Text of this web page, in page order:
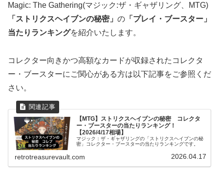
Magic: The Gathering(マジック:ザ・ギャザリング、MTG)
「ストリクスヘイブンの秘密」 の 「プレイ・ブースター」
当たりランキングを紹介いたします。
コレクター向きかつ高額なカードが収録されたコレクタ
ー・ブースターにご関心がある方は以下記事をご参照くだ
さい。
【MTG】ストリクスヘイブンの秘密 コレクタ
ー・ブースターの当たりランキング！
【2026/4/17相場】
マジック：ザ・ギャザリングの「ストリクスヘイブンの秘
密」コレクター・ブースターの当たりランキングです。
retrotreasurevault.com 2026.04.17